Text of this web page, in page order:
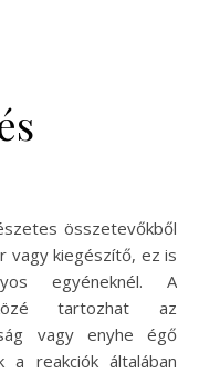
összetevőkből
vagy kiegészítő, ez is
egyéneknél. A
tartozhat az
vagy enyhe égő
a reakciók általában